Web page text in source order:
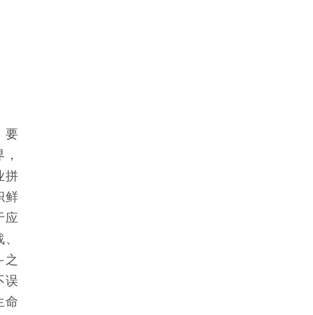
要
拼
鲜
应
误
命